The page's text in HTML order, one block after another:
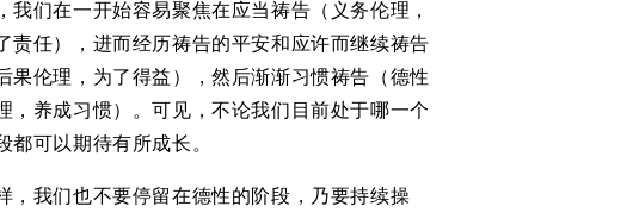
我们在一开始容易聚焦在应当祷告（义务伦理，
责任），进而经历祷告的平安和应许而继续祷告
后果伦理，为了得益），然后渐渐习惯祷告（德性
，养成习惯）。可见，不论我们目前处于哪一个
都可以期待有所成长。
，我们也不要停留在德性的阶段，乃要持续操